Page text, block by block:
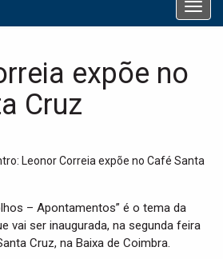
T
o
i
i
expõe no
Cruz
– Apontamentos” é o tema da
vai ser inaugurada, na segunda feira
Cruz, na Baixa de Coimbra.